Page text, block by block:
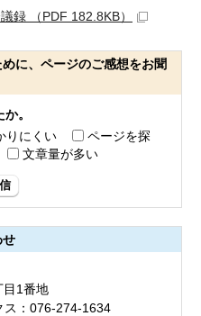
録 （PDF 182.8KB）
に、ページのご感想をお聞
。
りにくい
ページを探
文章量が多い
せ
1番地
：076-274-1634